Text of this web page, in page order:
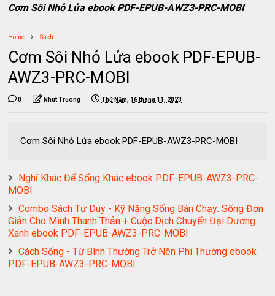
Cơm Sôi Nhỏ Lửa ebook PDF-EPUB-AWZ3-PRC-MOBI
Home Sách
Cơm Sôi Nhỏ Lửa ebook PDF-EPUB-
AWZ3-PRC-MOBI
0 Nhut Truong Thứ Năm, 16 tháng 11, 2023
Cơm Sôi Nhỏ Lửa ebook PDF-EPUB-AWZ3-PRC-MOBI
Nghĩ Khác Để Sống Khác ebook PDF-EPUB-AWZ3-PRC-
MOBI
Combo Sách Tư Duy - Kỹ Năng Sống Bán Chạy: Sống Đơn
Giản Cho Mình Thanh Thản + Cuộc Dịch Chuyển Đại Dương
Xanh ebook PDF-EPUB-AWZ3-PRC-MOBI
Cách Sống - Từ Bình Thường Trở Nên Phi Thường ebook
PDF-EPUB-AWZ3-PRC-MOBI